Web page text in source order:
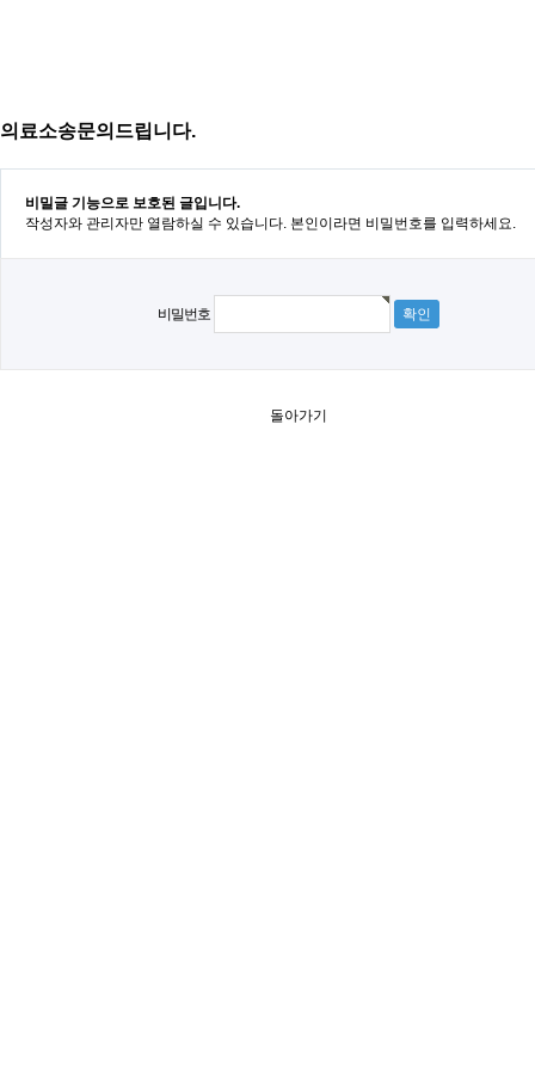
의료소송문의드립니다.
비밀글 기능으로 보호된 글입니다.
작성자와 관리자만 열람하실 수 있습니다. 본인이라면 비밀번호를 입력하세요.
비밀번호
돌아가기